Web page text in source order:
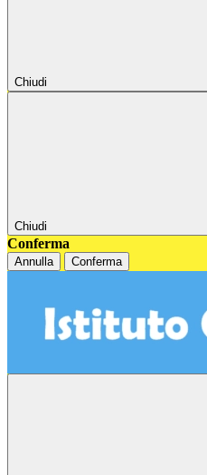
Chiudi
Chiudi
Conferma
Annulla Conferma